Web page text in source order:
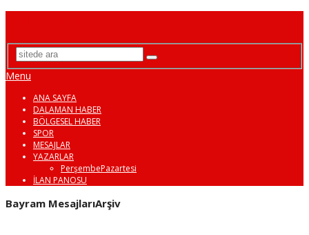
Menu
ANA SAYFA
DALAMAN HABER
BÖLGESEL HABER
SPOR
MESAJLAR
YAZARLAR
PerşembePazartesi
İLAN PANOSU
Bayram MesajlarıArşiv